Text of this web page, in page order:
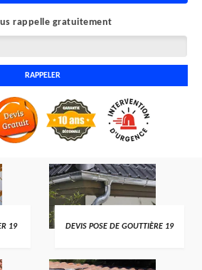
rappelle gratuitement
19 DEVIS POSE DE GOUTTIÈRE 19